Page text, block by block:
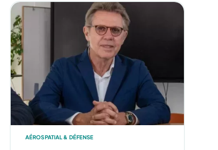
AÉROSPATIAL & DÉFENSE